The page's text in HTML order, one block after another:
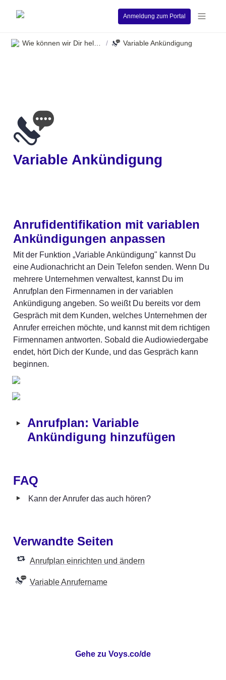
Anmeldung zum Portal
/ Variable Ankündigung
Variable Ankündigung
Anrufidentifikation mit variablen
Ankündigungen anpassen
Mit der Funktion „Variable Ankündigung" kannst Du
eine Audionachricht an Dein Telefon senden. Wenn Du
mehrere Unternehmen verwaltest, kannst Du im
Anrufplan den Firmennamen in der variablen
Ankündigung angeben. So weißt Du bereits vor dem
Gespräch mit dem Kunden, welches Unternehmen der
Anrufer erreichen möchte, und kannst mit dem richtigen
Firmennamen antworten. Sobald die Audiowiedergabe
endet, hört Dich der Kunde, und das Gespräch kann
beginnen.
‣ Anrufplan: Variable
Ankündigung hinzufügen
FAQ
‣ Kann der Anrufer das auch hören?
Verwandte Seiten
Anrufplan einrichten und ändern
Variable Anrufername
Gehe zu Voys.co/de